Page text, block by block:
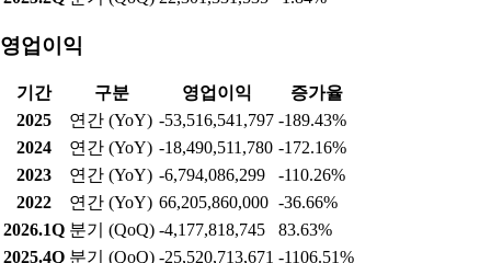
영업이익
기간 구분 영업이익
증가율
2025
연간 (YoY) -53,516,541,797 -189.43%
2024
연간 (YoY) -18,490,511,780 -172.16%
2023
연간 (YoY) -6,794,086,299
-110.26%
2022
연간 (YoY) 66,205,860,000 -36.66%
2026.1Q 분기 (QoQ) -4,177,818,745
83.63%
2025.4Q 분기 (QoQ) -25,520,713,671 -1106.51%